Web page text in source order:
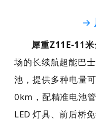
→
犀重Z11E-11
场的长续航超能巴
池，提供多种电量
0km，配精准电池
LED 灯具、前后桥